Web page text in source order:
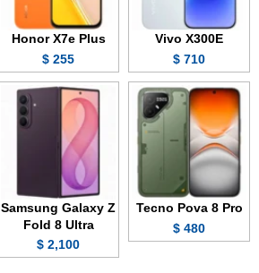
Vivo X300E
710 $
Honor X7e Plus
255 $
Tecno Pova 8 Pro
480 $
Samsung Galaxy Z
Fold 8 Ultra
2,100 $